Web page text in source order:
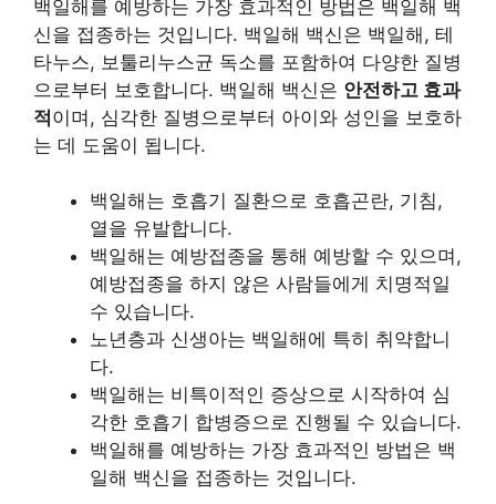
백일해를 예방하는 가장 효과적인 방법은 백일해 백
신을 접종하는 것입니다. 백일해 백신은 백일해, 테
타누스, 보툴리누스균 독소를 포함하여 다양한 질병
으로부터 보호합니다. 백일해 백신은 안전하고 효과
적이며, 심각한 질병으로부터 아이와 성인을 보호하
는 데 도움이 됩니다.
백일해는 호흡기 질환으로 호흡곤란, 기침,
열을 유발합니다.
백일해는 예방접종을 통해 예방할 수 있으며,
예방접종을 하지 않은 사람들에게 치명적일
수 있습니다.
노년층과 신생아는 백일해에 특히 취약합니
다.
백일해는 비특이적인 증상으로 시작하여 심
각한 호흡기 합병증으로 진행될 수 있습니다.
백일해를 예방하는 가장 효과적인 방법은 백
일해 백신을 접종하는 것입니다.